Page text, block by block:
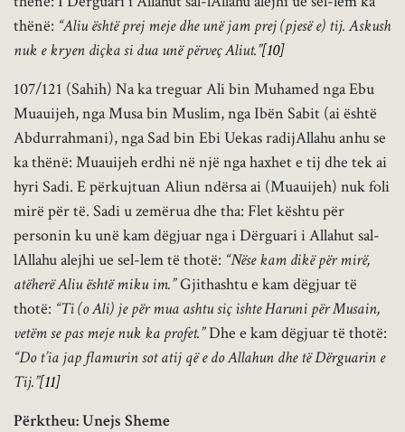
thënë: “Aliu është prej meje dhe unë jam prej (pjesë e) tij. Askush
nuk e kryen diçka si dua unë përveç Aliut.”[10]
107/121 (Sahih) Na ka treguar Ali bin Muhamed nga Ebu
Muauijeh, nga Musa bin Muslim, nga Ibën Sabit (ai është
Abdurrahmani), nga Sad bin Ebi Uekas radijAllahu anhu se
ka thënë: Muauijeh erdhi në një nga haxhet e tij dhe tek ai
hyri Sadi. E përkujtuan Aliun ndërsa ai (Muauijeh) nuk foli
mirë për të. Sadi u zemërua dhe tha: Flet kështu për
personin ku unë kam dëgjuar nga i Dërguari i Allahut sal-
lAllahu alejhi ue sel-lem të thotë: “Nëse kam dikë për mirë,
atëherë Aliu është miku im.”Gjithashtu e kam dëgjuar të
thotë: “Ti (o Ali) je për mua ashtu siç ishte Haruni për Musain,
vetëm se pas meje nuk ka profet.”Dhe e kam dëgjuar të thotë:
“Do t’ia jap flamurin sot atij që e do Allahun dhe të Dërguarin e
Tij.”[11]
Përktheu: Unejs Sheme